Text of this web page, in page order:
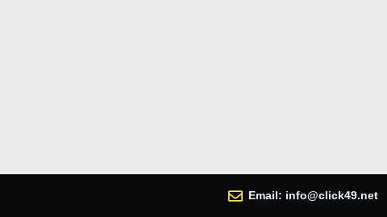
Email: info@click49.net